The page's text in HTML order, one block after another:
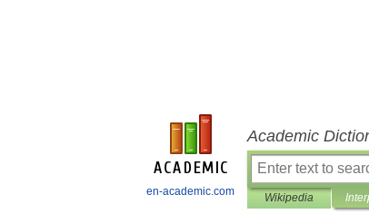
en-academic.com
Academic
Wikipedia